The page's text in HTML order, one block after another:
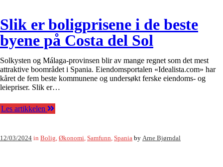
Slik er boligprisene i de beste
byene på Costa del Sol
Solkysten og Málaga-provinsen blir av mange regnet som det mest
attraktive boområdet i Spania. Eiendomsportalen «Idealista.com» har
kåret de fem beste kommunene og undersøkt ferske eiendoms- og
leiepriser. Slik er…
Les artikkelen
12/03/2024 in Bolig, Økonomi, Samfunn, Spania by Arne Bjørndal